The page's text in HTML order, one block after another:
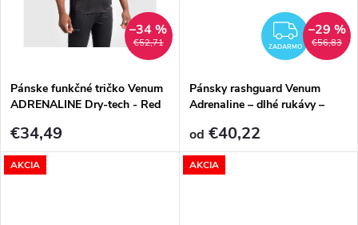
€52,71
–34 %
Pánske funkčné tričko Venum
ADRENALINE Dry-tech - Red
€34,49
ZADARMO €56,83
–29 %
Pánsky rashguard Venum
Adrenaline – dlhé rukávy –
od €40,22
AKCIA AKCIA